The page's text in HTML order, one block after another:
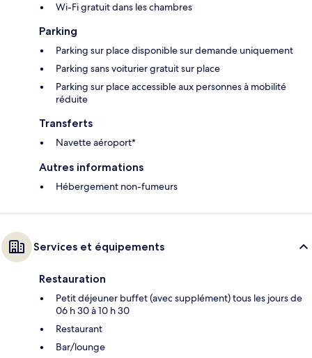
Wi-Fi gratuit dans les chambres
Parking
Parking sur place disponible sur demande uniquement
Parking sans voiturier gratuit sur place
Parking sur place accessible aux personnes à mobilité
réduite
Transferts
Navette aéroport*
Autres informations
Hébergement non-fumeurs
Services et équipements
Restauration
Petit déjeuner buffet (avec supplément) tous les jours de
06 h 30 à 10 h 30
Restaurant
Bar/lounge